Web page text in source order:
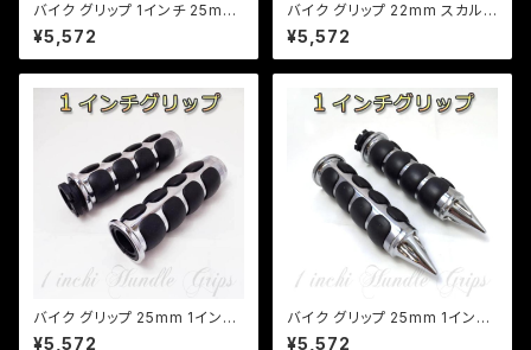
バイク グリップ 1インチ 25mm
スカルエンド グリップ アメリカ
ン アルミ製 人気 ハーレー ハン
ドル ドクロ ドラッグスター バル
¥5,572
バイク グリップ 22mm スカル
エンド グリップ アメリカン/アル
ミ製/ビラーゴ/マグナ/ジャズ/ス
ティード/カスタム/a162
¥5,572
バイク グリップ 25mm 1インチ
アメリカン グリップ カスタム ア
¥5,572
バイク グリップ 25mm 1インチ
アメリカン グリップ カスタム ア
¥5,572